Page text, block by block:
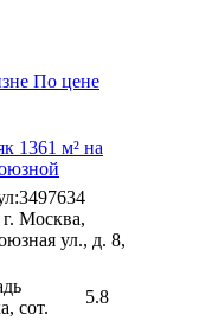
По цене
1361 м² на
Москва,
ул., д. 8,
сот.
5.8